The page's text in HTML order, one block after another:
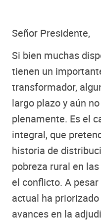
Señor Presidente,
Si bien muchas
tienen un
transformador,
largo plazo y aún
plenamente. Es el
integral, que
historia de
pobreza rural en
el conflicto. A
actual ha
avances en la